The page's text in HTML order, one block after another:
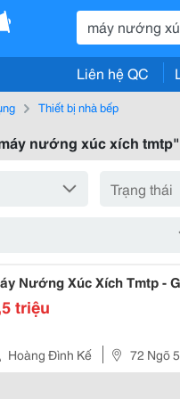
Liên hệ QC
Thiết bị nhà bếp
nướng xúc xích tmtp"
Nướng Xúc Xích Tmtp -
triệu
Hoàng Đình Kế
72 Ngõ
Hà Nội, Việt Nam